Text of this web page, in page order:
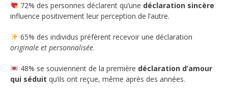
72% des personnes déclarent qu’une déclaration sincère
influence positivement leur perception de l’autre.
65% des individus préfèrent recevoir une déclaration
originale et personnalisée.
48% se souviennent de la première déclaration d’amour
qui séduit qu’ils ont reçue, même après des années.